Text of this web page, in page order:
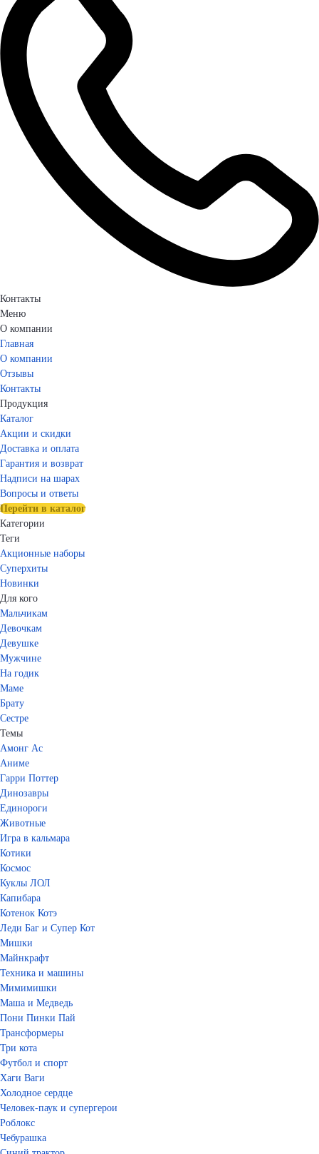
Контакты
Меню
О компании
Главная
О компании
Отзывы
Контакты
Продукция
Каталог
Акции и скидки
Доставка и оплата
Гарантия и возврат
Надписи на шарах
Вопросы и ответы
Перейти в каталог
Категории
Теги
Акционные наборы
Суперхиты
Новинки
Для кого
Мальчикам
Девочкам
Девушке
Мужчине
На годик
Маме
Брату
Сестре
Темы
Амонг Ас
Аниме
Гарри Поттер
Динозавры
Единороги
Животные
Игра в кальмара
Котики
Космос
Куклы ЛОЛ
Капибара
Котенок Котэ
Леди Баг и Супер Кот
Мишки
Майнкрафт
Техника и машины
Мимимишки
Маша и Медведь
Пони Пинки Пай
Трансформеры
Три кота
Футбол и спорт
Хаги Ваги
Холодное сердце
Человек-паук и супергерои
Роблокс
Чебурашка